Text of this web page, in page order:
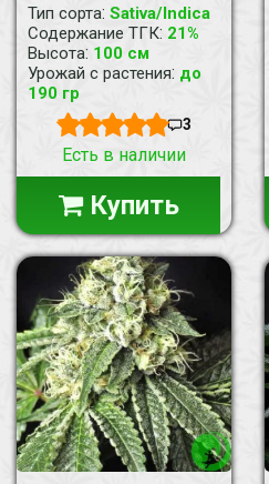
Тип сорта: Sativa/Indica
Содержание ТГК: 21%
Высота: 100 см
Урожай с растения: до
190 гр
3
Есть в наличии
Купить